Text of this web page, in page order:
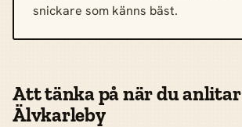
snickare som känns bäst.
Att tänka på när du
Älvkarleby